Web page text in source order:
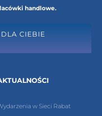
handlowe.
CIEBIE
w Sieci Rabat